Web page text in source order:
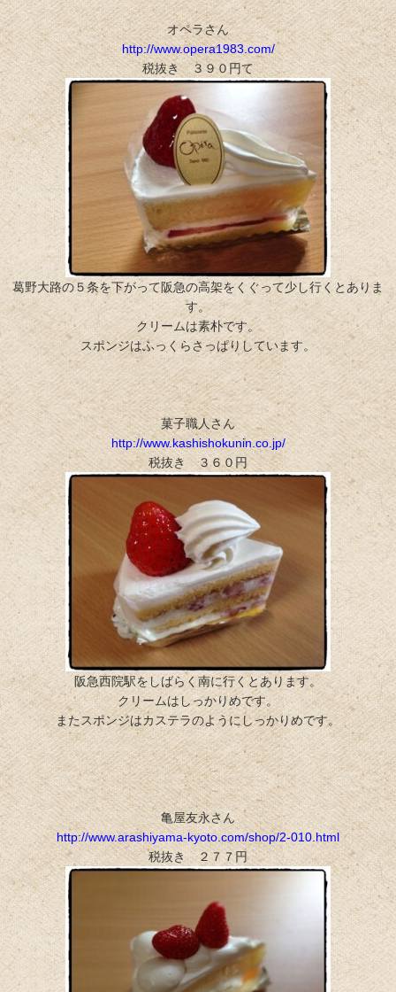
オペラさん
http://www.opera1983.com/
税抜き ３９０円て
葛野大路の５条を下がって阪急の高架をくぐって少し行くとありま
す。
クリームは素朴です。
スポンジはふっくらさっぱりしています。
菓子職人さん
http://www.kashishokunin.co.jp/
税抜き ３６０円
阪急西院駅をしばらく南に行くとあります。
クリームはしっかりめです。
またスポンジはカステラのようにしっかりめです。
亀屋友永さん
http://www.arashiyama-kyoto.com/shop/2-010.html
税抜き ２７７円